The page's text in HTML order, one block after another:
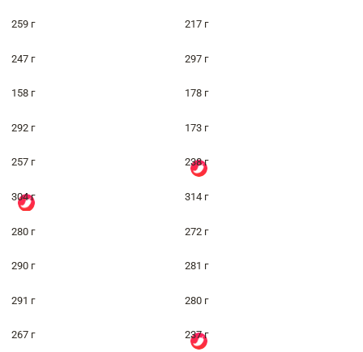
259 г 217 г
247 г 297 г
158 г 178 г
292 г 173 г
257 г 238 г
304 г 314 г
280 г 272 г
290 г 281 г
291 г 280 г
267 г 237 г